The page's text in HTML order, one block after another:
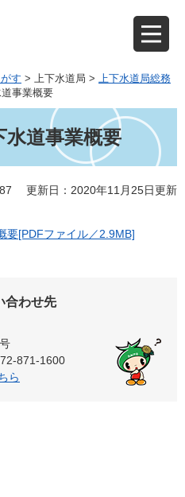
す > 上下水道局 > 上下水道局総務
事業概要
道事業概要
更新日：2020年11月25日更新
[PDFファイル／2.9MB]
合わせ先
871-1600
ら